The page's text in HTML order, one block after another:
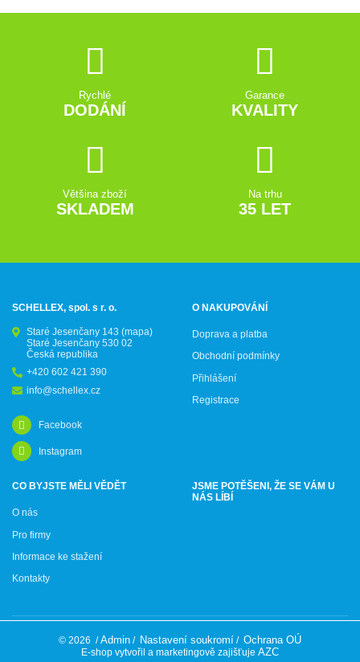
Rychlé
DODÁNÍ
Garance
KVALITY
Většina zboží
SKLADEM
Na trhu
35 LET
SCHELLEX, spol. s r. o.
Staré Jesenčany 143 (mapa)
Staré Jesenčany 530 02
Česká republika
+420 602 421 390
info@schellex.cz
Facebook
Instagram
O NAKUPOVÁNÍ
Doprava a platba
Obchodní podmínky
Přihlášení
Registrace
CO BYJSTE MĚLI VĚDĚT
O nás
Pro firmy
Informace ke stažení
Kontakty
JSME POTĚŠENI, ŽE SE VÁM U
NÁS LÍBÍ
© 2026 /Admin / Nastavení soukromí / Ochrana OÚ
E-shop vytvořil a marketingově zajišťuje AZC